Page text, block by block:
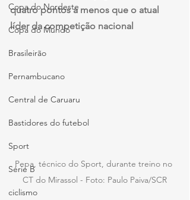
Copa do Nordeste
Copa do Mundo
Brasileirão
Pernambucano
Central de Caruaru
Bastidores do futebol
Sport
Série B
ciclismo
quatro pontos a menos que o atual
líder da competição nacional
Pepa, técnico do Sport, durante treino no
CT do Mirassol - Foto: Paulo Paiva/SCR